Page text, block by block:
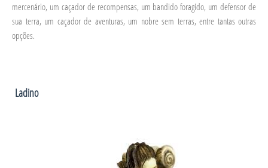
mercenário, um caçador de recompensas, um bandido foragido, um defensor de
sua terra, um caçador de aventuras, um nobre sem terras, entre tantas outras
opções.
Ladino